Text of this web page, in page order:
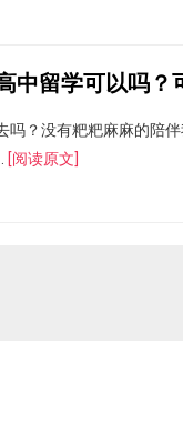
中留学可以吗？
吗？没有粑粑麻麻的陪
[阅读原文]